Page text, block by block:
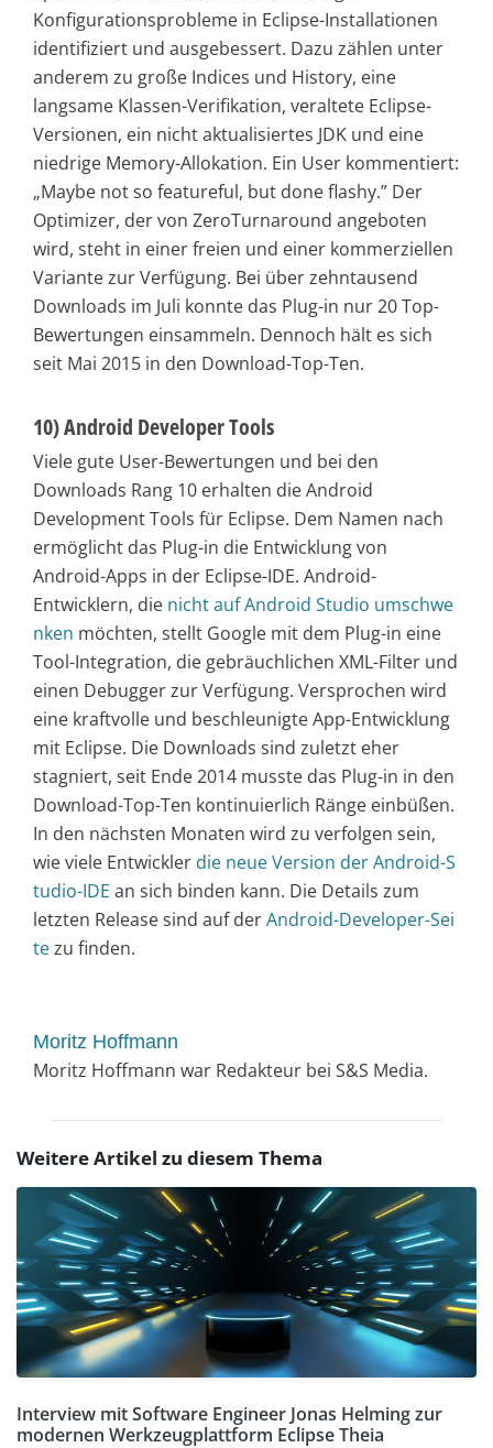
Konfigurationsprobleme in Eclipse-Installationen
identifiziert und ausgebessert. Dazu zählen unter
anderem zu große Indices und History, eine
langsame Klassen-Verifikation, veraltete Eclipse-
Versionen, ein nicht aktualisiertes JDK und eine
niedrige Memory-Allokation. Ein User kommentiert:
„Maybe not so featureful, but done flashy.” Der
Optimizer, der von ZeroTurnaround angeboten
wird, steht in einer freien und einer kommerziellen
Variante zur Verfügung. Bei über zehntausend
Downloads im Juli konnte das Plug-in nur 20 Top-
Bewertungen einsammeln. Dennoch hält es sich
seit Mai 2015 in den Download-Top-Ten.
10) Android Developer Tools
Viele gute User-Bewertungen und bei den
Downloads Rang 10 erhalten die Android
Development Tools für Eclipse. Dem Namen nach
ermöglicht das Plug-in die Entwicklung von
Android-Apps in der Eclipse-IDE. Android-
Entwicklern, die nicht auf Android Studio umschwe
nken möchten, stellt Google mit dem Plug-in eine
Tool-Integration, die gebräuchlichen XML-Filter und
einen Debugger zur Verfügung. Versprochen wird
eine kraftvolle und beschleunigte App-Entwicklung
mit Eclipse. Die Downloads sind zuletzt eher
stagniert, seit Ende 2014 musste das Plug-in in den
Download-Top-Ten kontinuierlich Ränge einbüßen.
In den nächsten Monaten wird zu verfolgen sein,
wie viele Entwickler die neue Version der Android-S
tudio-IDE an sich binden kann. Die Details zum
letzten Release sind auf derAndroid-Developer-Sei
tezu finden.
Moritz Hoffmann
Moritz Hoffmann war Redakteur bei S&S Media.
Weitere Artikel zu diesem Thema
Interview mit Software Engineer Jonas Helming zur
modernen Werkzeugplattform Eclipse Theia